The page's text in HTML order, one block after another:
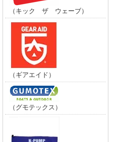
（キック ザ ウェーブ）
（ギアエイド）
（グモテックス）